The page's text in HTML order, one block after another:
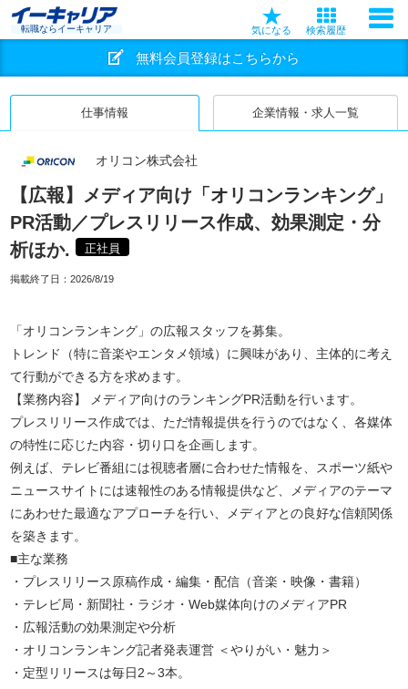
転職ならイーキャリア 気になる 検索履歴
無料会員登録はこちらから
仕事情報 企業情報・求人一覧
オリコン株式会社
【広報】メディア向け「オリコンランキング」
PR活動／プレスリリース作成、効果測定・分
析ほか.
正社員
掲載終了日： 2026/8/19
「オリコンランキング」の広報スタッフを募集。
トレンド（特に音楽やエンタメ領域）に興味があり、主体的に考え
て行動ができる方を求めます。
【業務内容】 メディア向けのランキングPR活動を行います。
プレスリリース作成では、ただ情報提供を行うのではなく、各媒体
の特性に応じた内容・切り口を企画します。
例えば、テレビ番組には視聴者層に合わせた情報を、スポーツ紙や
ニュースサイトには速報性のある情報提供など、メディアのテーマ
にあわせた最適なアプローチを行い、メディアとの良好な信頼関係
を築きます。
■主な業務
・プレスリリース原稿作成・編集・配信（音楽・映像・書籍）
・テレビ局・新聞社・ラジオ・Web媒体向けのメディアPR
・広報活動の効果測定や分析
・オリコンランキング記者発表運営 ＜やりがい・魅力＞
・定型リリースは毎日2～3本。